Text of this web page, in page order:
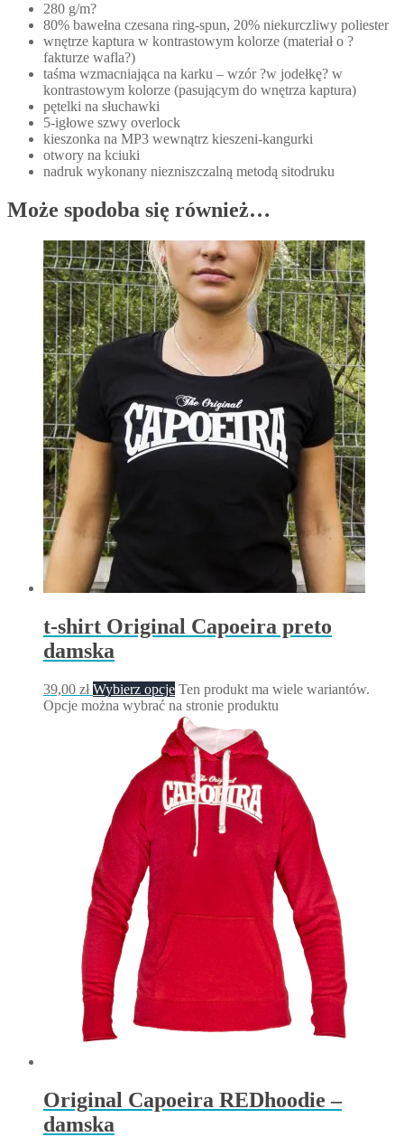
280 g/m?
80% bawełna czesana ring-spun, 20% niekurczliwy poliester
wnętrze kaptura w kontrastowym kolorze (materiał o ?
fakturze wafla?)
taśma wzmacniająca na karku – wzór ?w jodełkę? w
kontrastowym kolorze (pasującym do wnętrza kaptura)
pętelki na słuchawki
5-igłowe szwy overlock
kieszonka na MP3 wewnątrz kieszeni-kangurki
otwory na kciuki
nadruk wykonany niezniszczalną metodą sitodruku
Może spodoba się również…
t-shirt Original Capoeira preto
damska
39,00 zł Wybierz opcje Ten produkt ma wiele wariantów.
Opcje można wybrać na stronie produktu
Original Capoeira REDhoodie –
damska